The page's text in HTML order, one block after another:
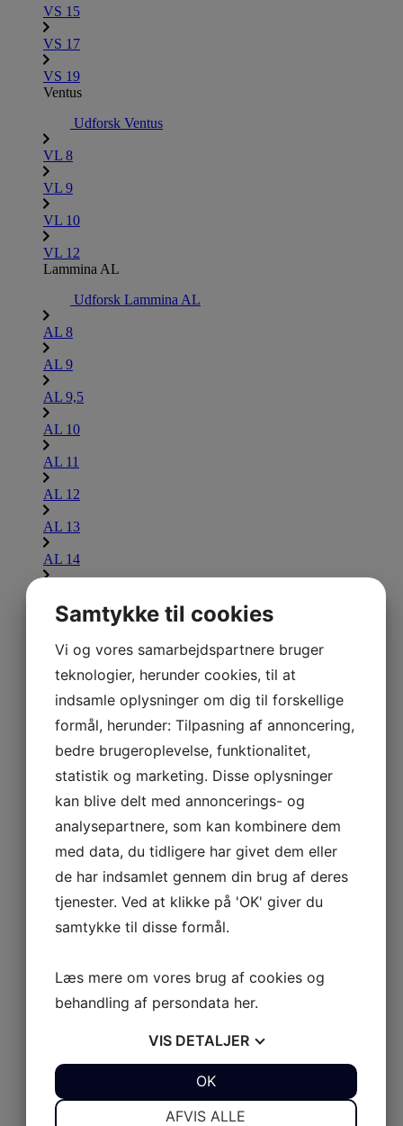
VS 15
VS 17
VS 19
Ventus
Udforsk Ventus
VL 8
VL 9
VL 10
VL 12
Lammina AL
Udforsk Lammina AL
AL 8
AL 9
AL 9,5
AL 10
AL 11
AL 12
AL 13
AL 14
AL 16
Udforsk Lammina UL
UL 7,5
UL 8
UL 9
UL 10
Udforsk AB Rider
AB Rider
AB JET Luk AB JET Åbn AB JET
450 Diesel
SERIE XP
XP 350
XP 430
XP 465
SERIE S
Samtykke til cookies
Vi og vores samarbejdspartnere bruger
teknologier, herunder cookies, til at
indsamle oplysninger om dig til forskellige
formål, herunder: Tilpasning af annoncering,
bedre brugeroplevelse, funktionalitet,
statistik og marketing. Disse oplysninger
kan blive delt med annoncerings- og
analysepartnere, som kan kombinere dem
med data, du tidligere har givet dem eller
de har indsamlet gennem din brug af deres
tjenester. Ved at klikke på 'OK' giver du
samtykke til disse formål.
Læs mere om vores brug af cookies og
behandling af persondata her.
VIS DETALJER
AFVIS ALLE
OK